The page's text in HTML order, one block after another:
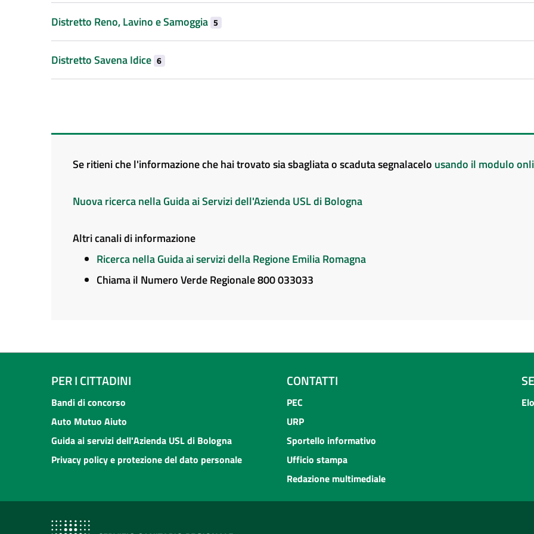
Distretto Reno, Lavino e Samoggia 5
Distretto Savena Idice 6
Se ritieni che l'informazione che hai trovato sia sbagliata o scaduta segnalacelo usando il modulo
Nuova ricerca nella Guida ai Servizi dell'Azienda USL di Bologna
Altri canali di informazione
Ricerca nella Guida ai servizi della Regione Emilia Romagna
Chiama il Numero Verde Regionale 800 033033
PER I CITTADINI
Bandi di concorso
Auto Mutuo Aiuto
Guida ai servizi dell'Azienda USL di Bologna
Privacy policy e protezione del dato personale
CONTATTI
PEC
URP
Sportello informativo
Ufficio stampa
Redazione multimediale